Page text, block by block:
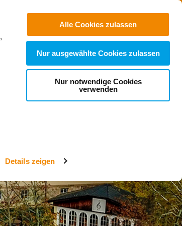
Details zeigen
Alle Cookies zulassen
Nur ausgewählte Cookies zulassen
Nur notwendige Cookies
verwenden
Suchen
Jobs